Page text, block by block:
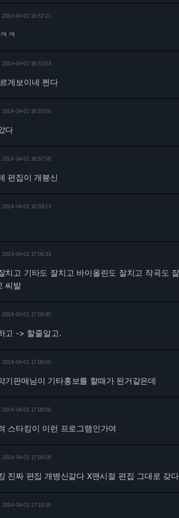
2014-04-01 16:52:21
ㅋ
2014-04-01 16:53:53
게보이네 쩐다
2014-04-01 16:57:00
다
2014-04-01 16:57:58
편집이 개븅신
2014-04-01 16:59:13
2014-04-01 17:06:33
치고 기타도 잘치고 바이올린도 잘치고 작곡도
씨발
2014-04-01 17:06:45
고 -> 할줄알고.
2014-04-01 17:06:55
기판매님이 기타홍보를 할때가 된거같은데
2014-04-01 17:08:06
스타킹이 이런 프로그램인가여
2014-04-01 17:09:18
진짜 편집 개병신같다 X맨시절 편집 그대로 갖
2014-04-01 17:10:35